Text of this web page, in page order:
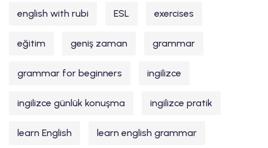
english with rubi ESL exercises
eğitim geniş zaman grammar
grammar for beginners ingilizce
ingilizce günlük konuşma ingilizce pratik
learn English learn english grammar